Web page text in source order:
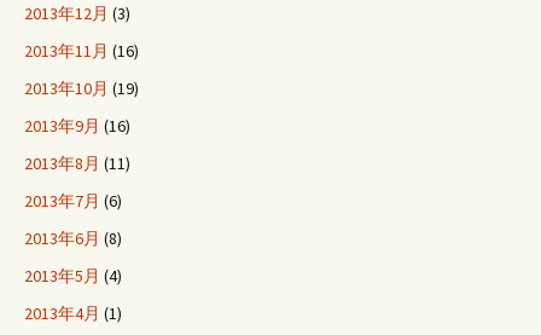
2013年12月 (3)
2013年11月 (16)
2013年10月 (19)
2013年9月 (16)
2013年8月 (11)
2013年7月 (6)
2013年6月 (8)
2013年5月 (4)
2013年4月 (1)